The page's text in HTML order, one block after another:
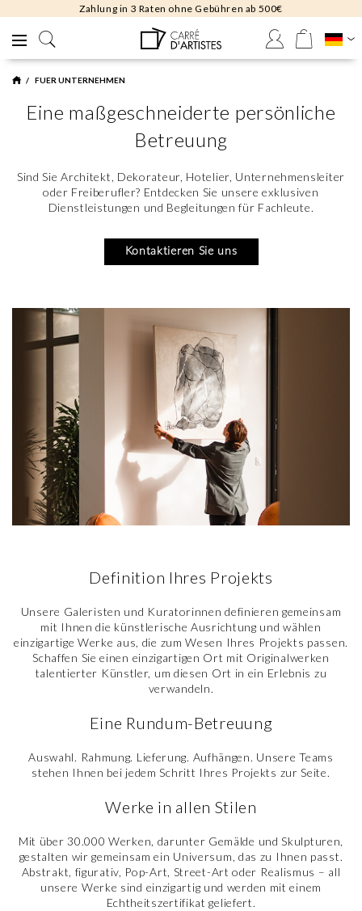
Kostenlose Rücksendungen 30 Tage
FUER UNTERNEHMEN
Eine maßgeschneiderte persönliche
Betreuung
Sind Sie Architekt, Dekorateur, Hotelier, Unternehmensleiter
oder Freiberufler? Entdecken Sie unsere exklusiven
Dienstleistungen und Begleitungen für Fachleute.
Kontaktieren Sie uns
Definition Ihres Projekts
Unsere Galeristen und Kuratorinnen definieren gemeinsam
mit Ihnen die künstlerische Ausrichtung und wählen
einzigartige Werke aus, die zum Wesen Ihres Projekts passen.
Schaffen Sie einen einzigartigen Ort mit Originalwerken
talentierter Künstler, um diesen Ort in ein Erlebnis zu
verwandeln.
Eine Rundum-Betreuung
Auswahl. Rahmung. Lieferung. Aufhängen. Unsere Teams
stehen Ihnen bei jedem Schritt Ihres Projekts zur Seite.
Werke in allen Stilen
Mit über 30.000 Werken, darunter Gemälde und Skulpturen,
gestalten wir gemeinsam ein Universum, das zu Ihnen passt.
Abstrakt, figurativ, Pop-Art, Street-Art oder Realismus – all
unsere Werke sind einzigartig und werden mit einem
Echtheitszertifikat geliefert.